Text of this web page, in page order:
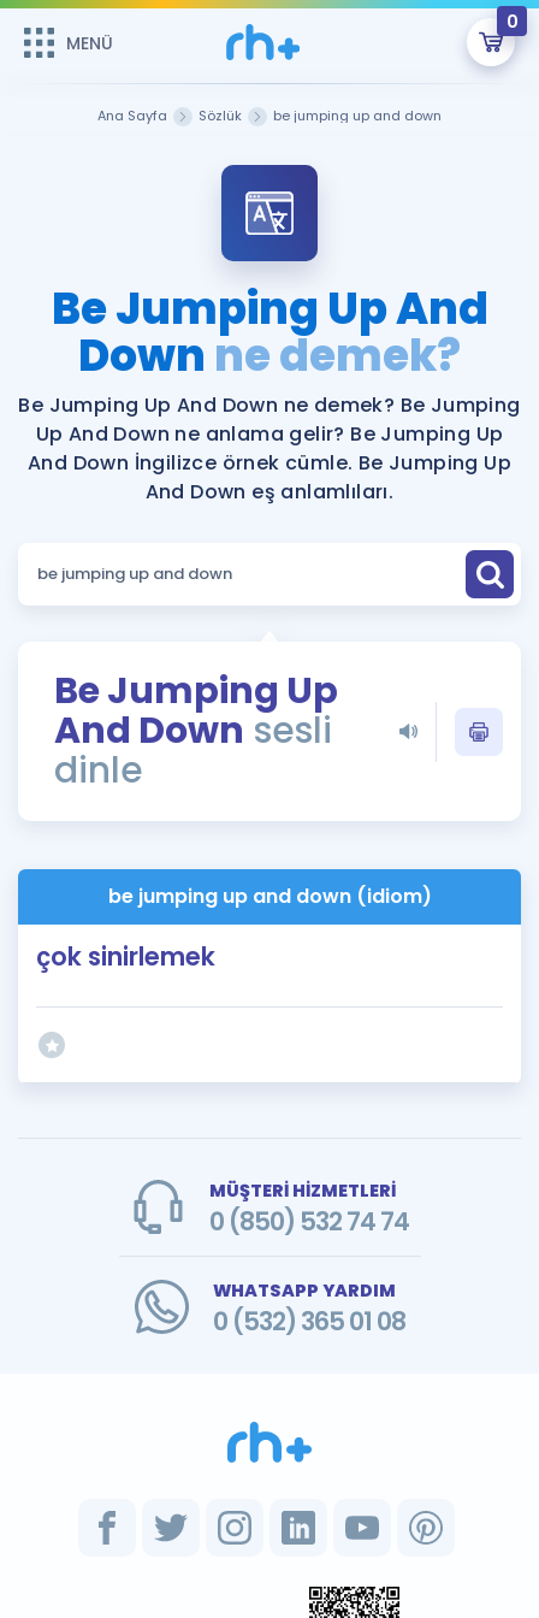
MENÜ
0
Şifremi Hatırlamıyorum
Sepetin Şu An Boş.
Remzi Hoca ile seni sınava hazırlayacak onlarca eğitim seni
bekliyor!
MENÜ
Katılımcı Görüşleri
Faydalı Araçlar
Ücretsiz Kaynaklar
ÖSYM Sınav Takvimi
Kampanyalar
Blog
Blog
İngilizce Gramer
Kariyer
Ana Sayfa Sözlük be jumping up and down
Be Jumping Up And
Down ne demek?
Be Jumping Up And Down ne demek? Be Jumping
Up And Down ne anlama gelir? Be Jumping Up
And Down İngilizce örnek cümle. Be Jumping Up
And Down eş anlamlıları.
Be Jumping Up
And Down sesli
dinle
be jumping up and down (idiom)
çok sinirlemek
MÜŞTERİ HİZMETLERİ
0 (850) 532 74 74
WHATSAPP YARDIM
0 (532) 365 01 08